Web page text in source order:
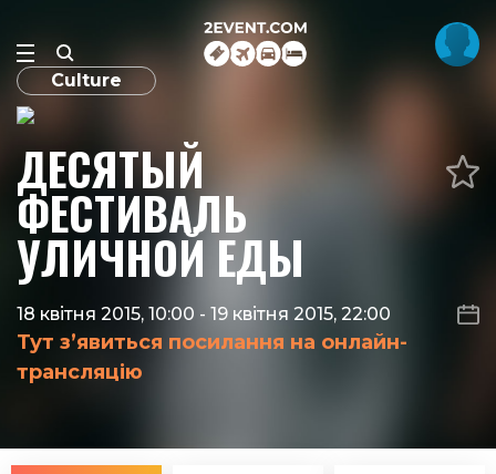
Culture
ДЕСЯТЫЙ
ФЕСТИВАЛЬ
УЛИЧНОЙ ЕДЫ
18 квітня 2015, 10:00 - 19 квітня 2015, 22:00
Тут з’явиться посилання на онлайн-
трансляцію